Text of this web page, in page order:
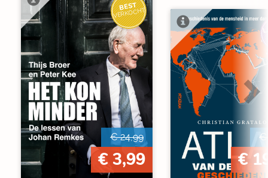
BEST
VERKOCHT
€ 24,99
€ 3,99
€
€